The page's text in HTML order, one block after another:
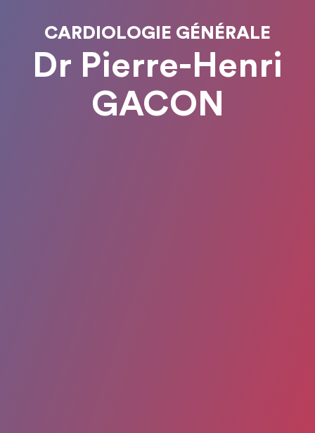
CARDIOLOGIE GÉNÉRALE
Dr Pierre-Henri
GACON